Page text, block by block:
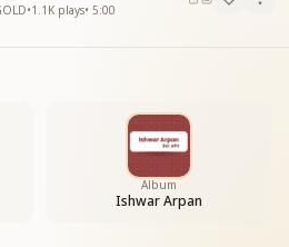
•1.1K plays• 5:00
Album
Ishwar Arpan